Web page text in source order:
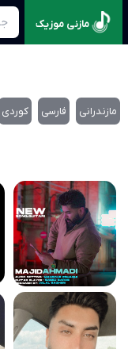
مازنی موزیک
مازندرانی فارسی کوردی